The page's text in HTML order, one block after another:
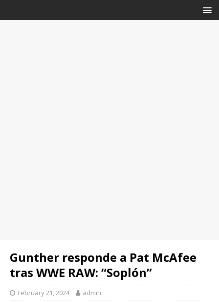
Gunther responde a Pat McAfee
tras WWE RAW: “Soplón”
February 21, 2024 admin